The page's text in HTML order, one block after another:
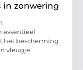
in zonwering
essentieel
het bescherming
vleugje